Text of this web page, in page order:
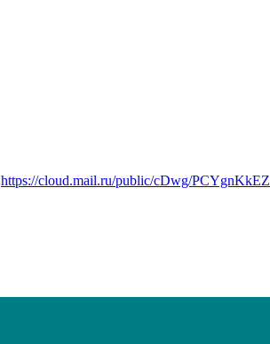
https://cloud.mail.ru/public/cDwg/PCYgnKkEZ